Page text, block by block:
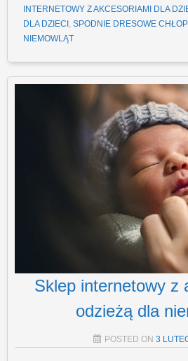
INTERNETOWY Z AKCESORIAMI DLA
DLA DZIECI SPODNIE DRESOWE
NIEMOWLĄT
Sklep internetowy z
odzieżą dla
POSTED ON 3